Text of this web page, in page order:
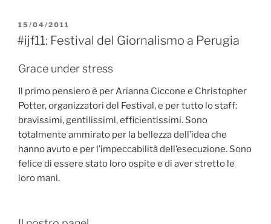
PUBBLICATO
IL
15/04/2011
#ijf11: Festival del Giornalismo a Perugia
Grace under stress
Il primo pensiero è per Arianna Ciccone e Christopher
Potter, organizzatori del Festival, e per tutto lo staff:
bravissimi, gentilissimi, efficientissimi. Sono
totalmente ammirato per la bellezza dell’idea che
hanno avuto e per l’impeccabilità dell’esecuzione. Sono
felice di essere stato loro ospite e di aver stretto le
loro mani.